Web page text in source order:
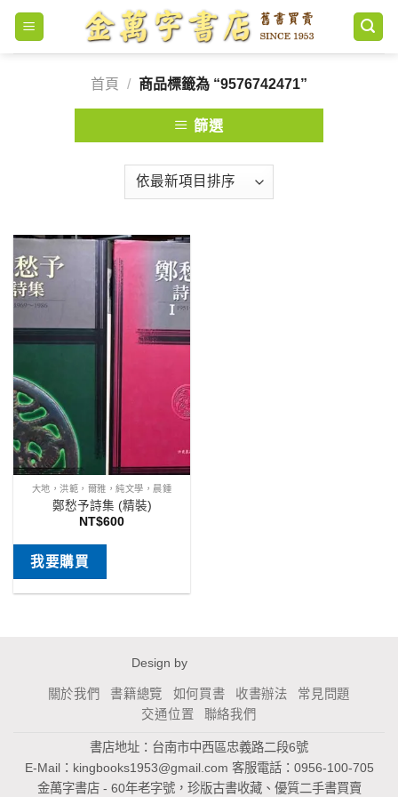
Skip
content
首頁
/ 商品標籤為 “9576742471”
篩選
大地，洪範，爾雅，純文學，晨鍾
鄭愁予詩集 (精裝)
NT$600
我要購買
Design by
關於我們 書籍總覽 如何買書 收書辦法
常見問題
交通位置
聯絡我們
書店地址：台南市中西區忠義路二段6號
E-Mail： kingbooks1953@gmail.com 客服電話：0956-100-705
金萬字書店 - 60年老字號，珍版古書收藏、優質二手書買賣